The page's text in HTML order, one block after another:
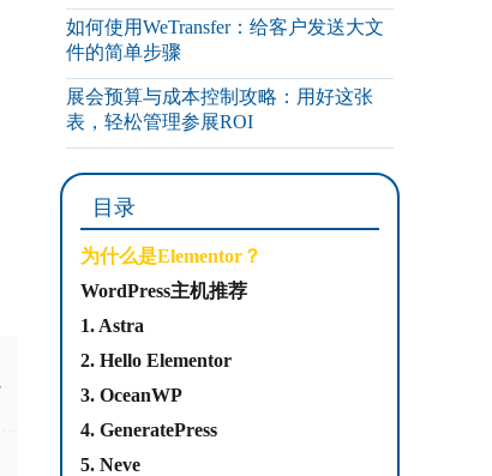
如何使用WeTransfer：给客户发送大文
件的简单步骤
展会预算与成本控制攻略：用好这张
表，轻松管理参展ROI
目录
为什么是Elementor？
WordPress主机推荐
1. Astra
2. Hello Elementor
3. OceanWP
4. GeneratePress
5. Neve